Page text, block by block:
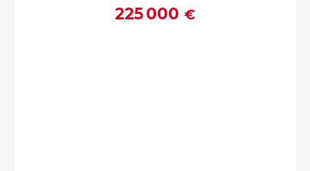
225 000 €